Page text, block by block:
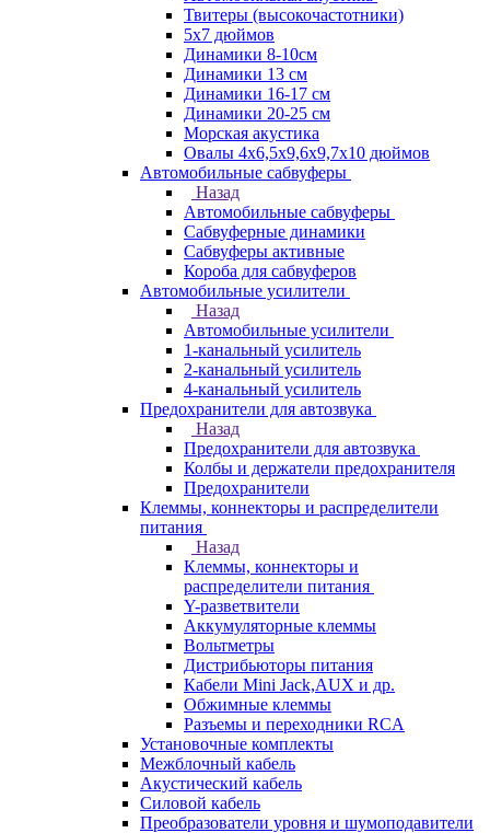
Твитеры (высокочастотники)
5x7 дюймов
Динамики 8-10см
Динамики 13 см
Динамики 16-17 см
Динамики 20-25 см
Морская акустика
Овалы 4х6,5х9,6x9,7х10 дюймов
Автомобильные сабвуферы
Назад
Автомобильные сабвуферы
Сабвуферные динамики
Сабвуферы активные
Короба для сабвуферов
Автомобильные усилители
Назад
Автомобильные усилители
1-канальный усилитель
2-канальный усилитель
4-канальный усилитель
Предохранители для автозвука
Назад
Предохранители для автозвука
Колбы и держатели предохранителя
Предохранители
Клеммы, коннекторы и распределители
питания
Назад
Клеммы, коннекторы и
распределители питания
Y-разветвители
Аккумуляторные клеммы
Вольтметры
Дистрибьюторы питания
Кабели Mini Jack,AUX и др.
Обжимные клеммы
Разъемы и переходники RCA
Установочные комплекты
Межблочный кабель
Акустический кабель
Силовой кабель
Преобразователи уровня и шумоподавители